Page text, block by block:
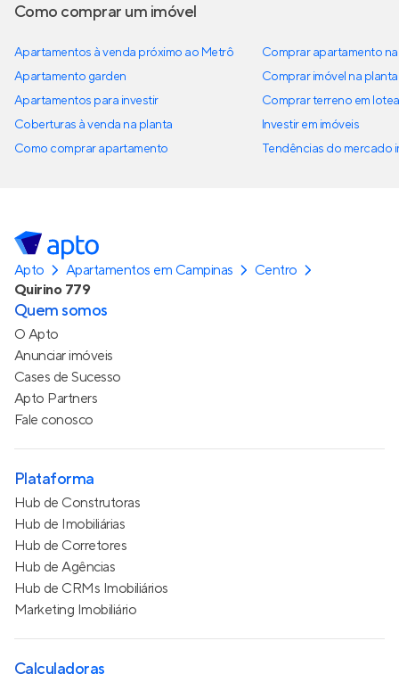
Como comprar um imóvel
Apartamentos à venda próximo ao Metrô
Apartamento garden
Apartamentos para investir
Coberturas à venda na planta
Como comprar apartamento
Comprar apartamento
Comprar imóvel na planta
Comprar terreno em
Investir em imóveis
Tendências do mercado
Apto Apartamentos em Campinas
Centro
Quirino 779
Quem somos
O Apto
Anunciar imóveis
Cases de Sucesso
Apto Partners
Fale conosco
Plataforma
Hub de Construtoras
Hub de Imobiliárias
Hub de Corretores
Hub de Agências
Hub de CRMs Imobiliários
Marketing Imobiliário
Calculadoras